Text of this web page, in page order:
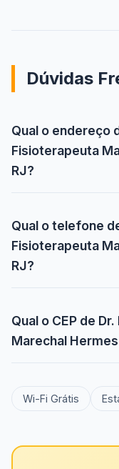
Dúvidas
Qual o endereço
Fisioterapeuta
RJ?
Qual o telefone
Fisioterapeuta
RJ?
Qual o CEP de
Marechal
Wi-Fi Grátis